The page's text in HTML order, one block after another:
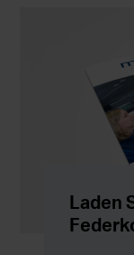
Laden